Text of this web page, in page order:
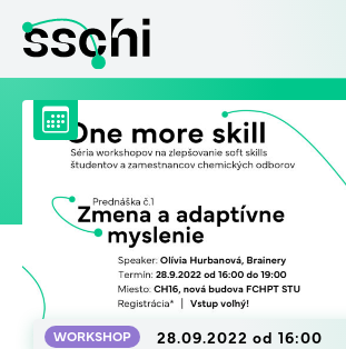
WORKSHOP 28.09.2022 od 16:00